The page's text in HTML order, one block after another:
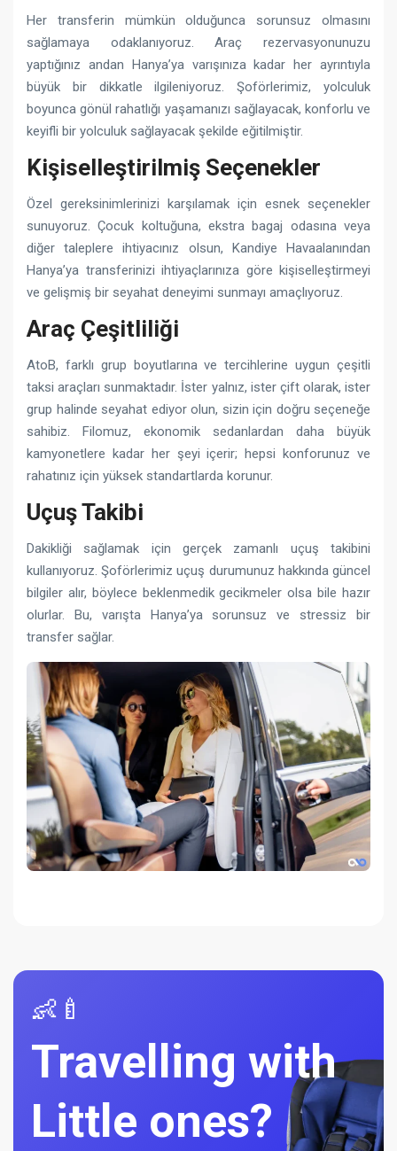
Her transferin mümkün olduğunca sorunsuz olmasını
sağlamaya odaklanıyoruz. Araç rezervasyonunuzu
yaptığınız andan Hanya’ya varışınıza kadar her ayrıntıyla
büyük bir dikkatle ilgileniyoruz. Şoförlerimiz, yolculuk
boyunca gönül rahatlığı yaşamanızı sağlayacak, konforlu ve
keyifli bir yolculuk sağlayacak şekilde eğitilmiştir.
Kişiselleştirilmiş Seçenekler
Özel gereksinimlerinizi karşılamak için esnek seçenekler
sunuyoruz. Çocuk koltuğuna, ekstra bagaj odasına veya
diğer taleplere ihtiyacınız olsun, Kandiye Havaalanından
Hanya’ya transferinizi ihtiyaçlarınıza göre kişiselleştirmeyi
ve gelişmiş bir seyahat deneyimi sunmayı amaçlıyoruz.
Araç Çeşitliliği
AtoB, farklı grup boyutlarına ve tercihlerine uygun çeşitli
taksi araçları sunmaktadır. İster yalnız, ister çift olarak, ister
grup halinde seyahat ediyor olun, sizin için doğru seçeneğe
sahibiz. Filomuz, ekonomik sedanlardan daha büyük
kamyonetlere kadar her şeyi içerir; hepsi konforunuz ve
rahatınız için yüksek standartlarda korunur.
Uçuş Takibi
Dakikliği sağlamak için gerçek zamanlı uçuş takibini
kullanıyoruz. Şoförlerimiz uçuş durumunuz hakkında güncel
bilgiler alır, böylece beklenmedik gecikmeler olsa bile hazır
olurlar. Bu, varışta Hanya’ya sorunsuz ve stressiz bir
transfer sağlar.
👶🍼
Travelling with
Little ones?